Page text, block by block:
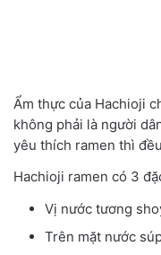
Ẩm thực của Hachioji
không phải là người
yêu thích ramen thì
Hachioji ramen có 3
Vị nước tương
Trên mặt nước